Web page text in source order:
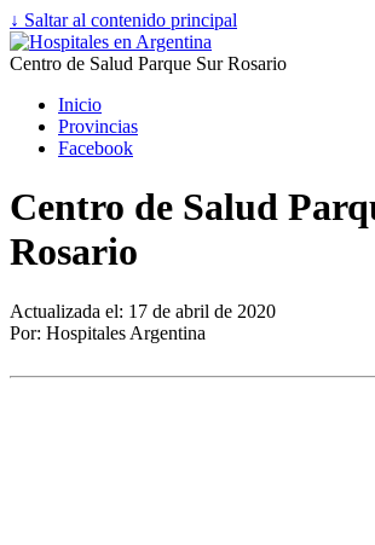
↓ Saltar al contenido principal
Centro de Salud Parque Sur Rosario
Inicio
Provincias
Facebook
Centro de Salud
Rosario
Actualizada el: 17 de abril de 2020
Por: Hospitales Argentina